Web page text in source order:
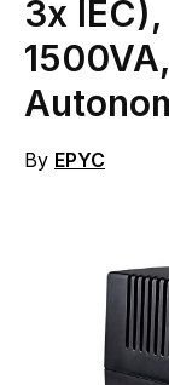
3x
By EPYC